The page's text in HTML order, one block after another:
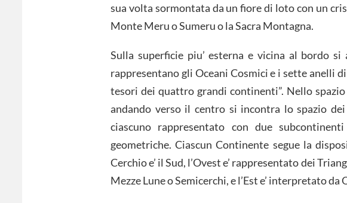
sua volta sormontata da un fiore di loto con un
Monte Meru o Sumeru o la Sacra Montagna.
Sulla superficie piu’ esterna e vicina al bordo si
rappresentano gli Oceani Cosmici e i sette anelli
tesori dei quattro grandi continenti”. Nello
andando verso il centro si incontra lo spazio
ciascuno rappresentato con due
geometriche. Ciascun Continente segue la
Cerchio e’ il Sud, l’Ovest e’ rappresentato dei
Mezze Lune o Semicerchi, e l’Est e’ interpretato